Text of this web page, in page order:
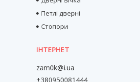
Петлі дверні
Стопори
zam0k@i.ua
+380950081444